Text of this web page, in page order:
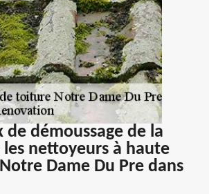
de démoussage de la
nettoyeurs à haute
Dame Du Pre dans